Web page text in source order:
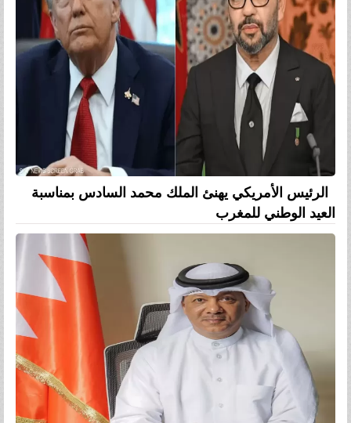
الرئيس الأمريكي يهنئ الملك محمد السادس بمناسبة
العيد الوطني للمغرب